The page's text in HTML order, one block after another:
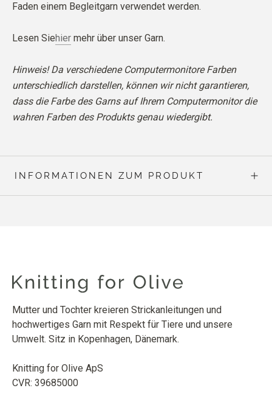
Faden einem Begleitgarn verwendet werden.
Lesen Siehier mehr über unser Garn.
Hinweis! Da verschiedene Computermonitore Farben
unterschiedlich darstellen, können wir nicht garantieren,
dass die Farbe des Garns auf Ihrem Computermonitor die
wahren Farben des Produkts genau wiedergibt.
INFORMATIONEN ZUM PRODUKT
Mutter und Tochter kreieren Strickanleitungen und
hochwertiges Garn mit Respekt für Tiere und unsere
Umwelt. Sitz in Kopenhagen, Dänemark.
Knitting for Olive ApS
CVR: 39685000